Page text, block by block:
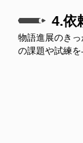
4.依
物語進展のき
の課題や試練を